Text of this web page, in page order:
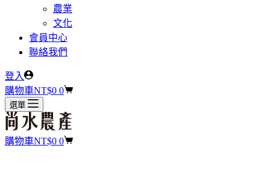
農業
文化
會員中心
聯絡我們
登入
購物車NT$0 0
選單
購物車NT$0 0